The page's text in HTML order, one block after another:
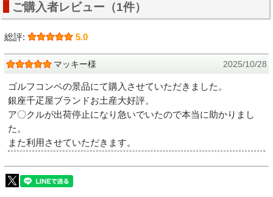
ご購入者レビュー（1件）
総評: 5.0
マッキー様 2025/10/28
ゴルフコンペの景品にて購入させていただきました。
銀座千疋屋ブランドお土産大好評。
ア〇クルが出荷停止になり急いでいたので本当に助かりまし
た。
また利用させていただきます。